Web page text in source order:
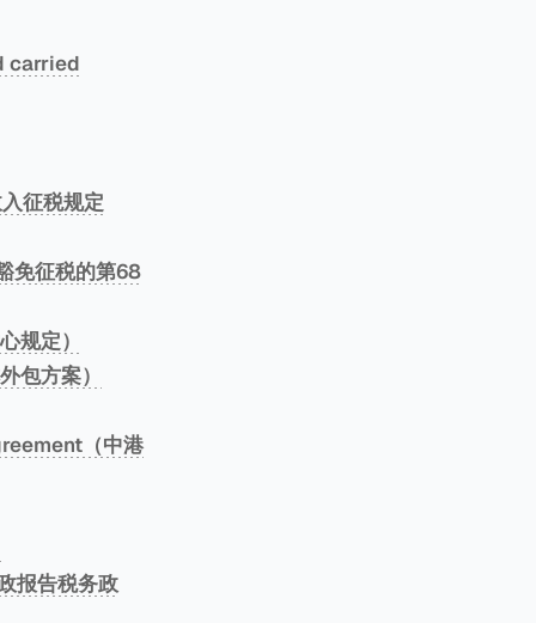
carried
征税规定
免征税的第68
规定）
包方案）
（中港
报告税务政